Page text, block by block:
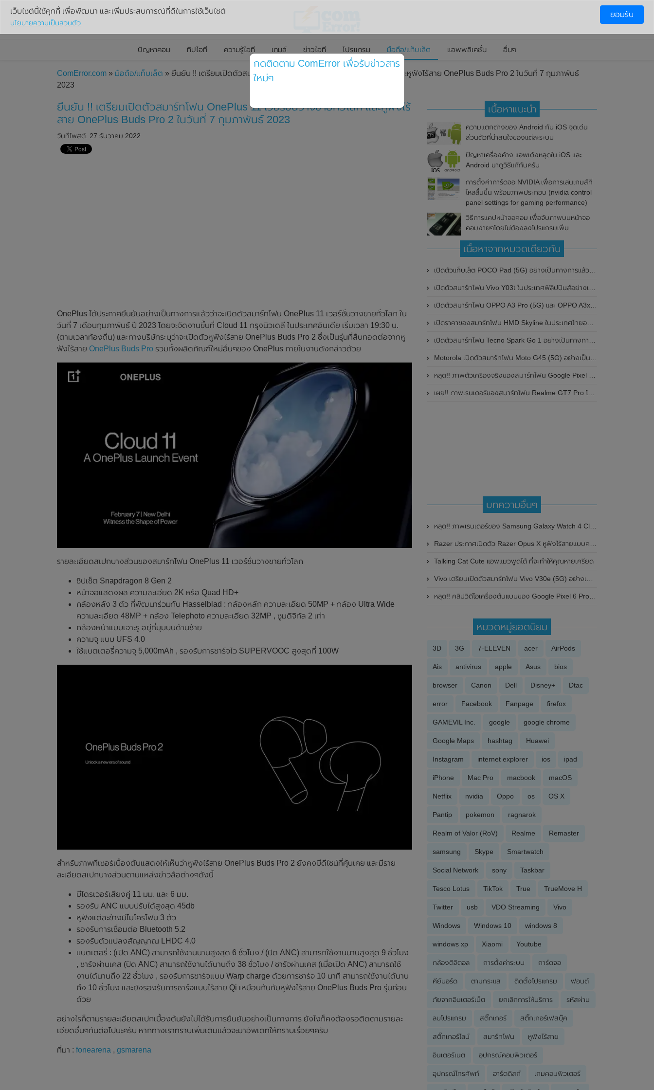
ปัญหาคอม ทิปไอที ความรู้ไอที เกมส์ ข่าวไอที โปรแกรม มือถือ/แท็บเล็ต แอพพลิเคชั่น อื่นๆ
ComError.com » มือถือ/แท็บเล็ต » ยืนยัน !! เตรียมเปิดตัวสมาร์ทโฟน OnePlus 11 เวอร์ชั่นวางขายทั่วโลก และหูฟังไร้สาย OnePlus Buds Pro 2 ในวันที่ 7 กุมภาพันธ์
2023
ยืนยัน !! เตรียมเปิดตัวสมาร์ทโฟน OnePlus 11 เวอร์ชั่นวางขายทั่วโลก และหูฟังไร้
สาย OnePlus Buds Pro 2 ในวันที่ 7 กุมภาพันธ์ 2023
วันที่โพสต์: 27 ธันวาคม 2022
OnePlus ได้ประกาศยืนยันอย่างเป็นทางการแล้วว่าจะเปิดตัวสมาร์ทโฟน OnePlus 11 เวอร์ชั่นวางขายทั่วโลก ใน
วันที่ 7 เดือนกุมภาพันธ์ ปี 2023 โดยจะจัดงานขึ้นที่ Cloud 11 กรุงนิวเดลี ในประเทศอินเดีย เริ่มเวลา 19:30 น.
(ตามเวลาท้องถิ่น) และทางบริษัทระบุว่าจะเปิดตัวหูฟังไร้สาย OnePlus Buds Pro 2 ซึ่งเป็นรุ่นที่สืบทอดต่อจากหู
ฟังไร้สาย OnePlus Buds Pro รวมทั้งผลิตภัณฑ์ใหม่อื่นๆของ OnePlus ภายในงานดังกล่าวด้วย
รายละเอียดสเปกบางส่วนของสมาร์ทโฟน OnePlus 11 เวอร์ชั่นวางขายทั่วโลก
ชิปเซ็ต Snapdragon 8 Gen 2
หน้าจอแสดงผล ความละเอียด 2K หรือ Quad HD+
กล้องหลัง 3 ตัว ที่พัฒนาร่วมกับ Hasselblad : กล้องหลัก ความละเอียด 50MP + กล้อง Ultra Wide
ความละเอียด 48MP + กล้อง Telephoto ความละเอียด 32MP , ซูมดิจิทัล 2 เท่า
กล้องหน้าแบบเจาะรู อยู่ที่มุมบนด้านซ้าย
ความจุ แบบ UFS 4.0
ใช้แบตเตอรี่ความจุ 5,000mAh , รองรับการชาร์จไว SUPERVOOC สูงสุดที่ 100W
สำหรับภาพทีเซอร์เบื้องต้นแสดงให้เห็นว่าหูฟังไร้สาย OnePlus Buds Pro 2 ยังคงมีดีไซน์ที่คุ้นเคย และมีราย
ละเอียดสเปกบางส่วนตามแหล่งข่าวลือต่างๆดังนี้
มีไดรเวอร์เสียงคู่ 11 มม. และ 6 มม.
รองรับ ANC แบบปรับได้สูงสุด 45db
หูฟังแต่ละข้างมีไมโครโฟน 3 ตัว
รองรับการเชื่อมต่อ Bluetooth 5.2
รองรับตัวแปลงสัญญาณ LHDC 4.0
แบตเตอรี่ : (เปิด ANC) สามารถใช้งานนานสูงสุด 6 ชั่วโมง / (ปิด ANC) สามารถใช้งานนานสูงสุด 9 ชั่วโมง
, ชาร์จผ่านเคส (ปิด ANC) สามารถใช้งานได้นานถึง 38 ชั่วโมง / ชาร์จผ่านเคส (เมื่อเปิด ANC) สามารถใช้
งานได้นานถึง 22 ชั่วโมง , รองรับการชาร์จแบบ Warp charge ด้วยการชาร์จ 10 นาที สามารถใช้งานได้นาน
ถึง 10 ชั่วโมง และยังรองรับการชาร์จแบบไร้สาย Qi เหมือนกันกับหูฟังไร้สาย OnePlus Buds Pro รุ่นก่อน
ด้วย
อย่างไรก็ตามรายละเอียดสเปกเบื้องต้นยังไม่ได้รับการยืนยันอย่างเป็นทางการ ยังไงก็คงต้องรอติดตามรายละ
เอียดอื่นๆกันต่อไปนะครับ หากทางเราทราบเพิ่มเติมแล้วจะมาอัพเดทให้ทราบเรื่อยๆครับ
ที่มา : fonearena , gsmarena
เนื้อหาแนะนำ
ความแตกต่างของ Android กับ iOS จุดเด่น
ส่วนตัวที่น่าสนใจของแต่ละระบบ
ปัญหาเครื่องค้าง แอพเด้งหลุดใน iOS และ
Android มาดูวิธีแก้กันครับ
การตั้งค่าการ์ดจอ NVIDIA เพื่อการเล่นเกมส์ที่
ไหลลื่นขึ้น พร้อมภาพประกอบ (nvidia control
panel settings for gaming performance)
วิธีการแคปหน้าจอคอม เพื่อจับภาพบนหน้าจอ
คอมง่ายๆโดยไม่ต้องลงโปรแกรมเพิ่ม
เนื้อหาจากหมวดเดียวกัน
เปิดตัวแท็บเล็ต POCO Pad (5G) อย่างเป็นทางการแล้วในประเทศอินเดีย มาพร้อมชิปเซ็ต Snapdragon 7s Gen 2 ของ Qualcomm และรองรับเครือข่าย 5G
เปิดตัวสมาร์ทโฟน Vivo Y03t ในประเทศฟิลิปปินส์อย่างเป็นทางการแล้ว มาพร้อมชิปเซ็ต Unisoc T612 , กล้องหลัง ความละเอียด 13MP , แบตเตอรี่ 5,000mAh และหน้าจอแสดงผล LCD / 90Hz
เปิดตัวสมาร์ทโฟน OPPO A3 Pro (5G) และ OPPO A3x ในประเทศไทยอย่างเป็นทางการแล้ว ในราคาเริ่มต้นเพียง 3,999 บาท
เปิดราคาของสมาร์ทโฟน HMD Skyline ในประเทศไทยอย่างเป็นทางการแล้ว ราคา 14,990 บาท
เปิดตัวสมาร์ทโฟน Tecno Spark Go 1 อย่างเป็นทางการแล้ว มาพร้อมหน้าจอแสดงผล LCD / 120Hz , แบตเตอรี่ 5,000mAh และใช้ชิปเซ็ต Unisoc
Motorola เปิดตัวสมาร์ทโฟน Moto G45 (5G) อย่างเป็นทางการแล้วในอินเดีย
หลุด!! ภาพตัวเครื่องจริงของสมาร์ทโฟน Google Pixel 9a โชว์ดีไซน์ใหม่ กล้องหลังแบนราบ ไม่มีกรอบของกล้องแล้ว
เผย!! ภาพเรนเดอร์ของสมาร์ทโฟน Realme GT7 Pro โชว์ให้เห็นดีไซน์ใหม่ พร้อมเผยรายละเอียดสเปกที่สำคัญบางส่วน
บทความอื่นๆ
หลุด!! ภาพเรนเดอร์ของ Samsung Galaxy Watch 4 Classic มาพร้อมขอบหน้าปัดหมุนได้ และมีทั้งหมด 3 ขนาด
Razer ประกาศเปิดตัว Razer Opus X หูฟังไร้สายแบบครอบหูที่มาพร้อมระบบตัดเสียงรบกวน noise-canceling ในราคาเพียง 100 เหรียญ
Talking Cat Cute แอพแมวพูดได้ ที่จะทำให้คุณหายเครียด
Vivo เตรียมเปิดตัวสมาร์ทโฟน Vivo V30e (5G) อย่างเป็นทางการที่ประเทศอินเดียในวันที่ 2 พฤษภาคม 2024 นี้
หลุด!! คลิปวิดีโอเครื่องต้นแบบของ Google Pixel 6 Pro โชว์ให้เห็นดีไซน์ของตัวเครื่องอย่างชัดเจน
หมวดหมู่ยอดนิยม
3D 3G 7-ELEVEN acer AirPods
Ais antivirus apple Asus bios
browser Canon Dell Disney+ Dtac
error Facebook Fanpage firefox
GAMEVIL Inc. google google chrome
Google Maps hashtag Huawei
Instagram internet explorer ios ipad
iPhone Mac Pro macbook macOS
Netflix nvidia Oppo os OS X
Pantip pokemon ragnarok
Realm of Valor (RoV) Realme Remaster
samsung Skype Smartwatch
Social Network sony Taskbar
Tesco Lotus TikTok True TrueMove H
Twitter usb VDO Streaming Vivo
Windows Windows 10 windows 8
windows xp Xiaomi Youtube
กล้องดิจิตอล การตั้งค่าระบบ การ์ดจอ
คีย์บอร์ด ตามกระแส ติดตั้งโปรแกรม ฟอนต์
ภัยจากอินเตอร์เน็ต ยกเลิกการให้บริการ รหัสผ่าน
ลบโปรแกรม สติ๊กเกอร์ สติ๊กเกอร์เฟสบุ๊ค
สติ๊กเกอร์ไลน์ สมาร์ทโฟน หูฟังไร้สาย
อินเตอร์เนต อุปกรณ์คอมพิวเตอร์
อุปกรณ์โทรศัพท์ ฮาร์ดดิสก์ เกมคอมพิวเตอร์
เว็บไซต์นี้ใช้คุกกี้ เพื่อพัฒนา และเพิ่มประสบการณ์ที่ดีในการใช้เว็บไซต์
นโยบายความเป็นส่วนตัว
ยอมรับ
กดติดตาม ComError เพื่อรับข่าวสาร
ใหม่ๆ